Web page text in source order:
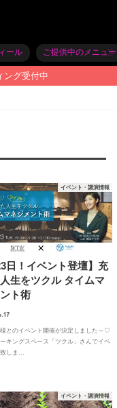
ール ご提供中のメニュー
ング受付中
イベント・講演情報
日！イベント登壇】充
生をツクル タイムマ
ト術
とのイベント開催が決定しました～♡
キングスペース「ツクル」さんでイベ
しま…
イベント・講演情報